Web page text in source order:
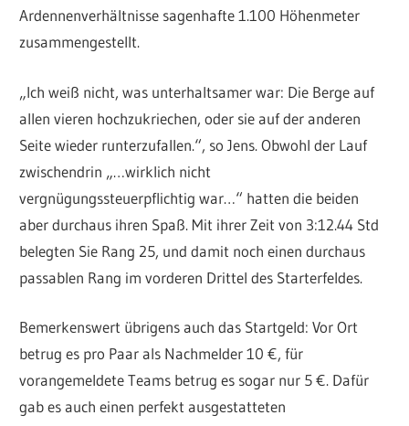
Ardennenverhältnisse sagenhafte 1.100 Höhenmeter
zusammengestellt.
„Ich weiß nicht, was unterhaltsamer war: Die Berge auf
allen vieren hochzukriechen, oder sie auf der anderen
Seite wieder runterzufallen.“, so Jens. Obwohl der Lauf
zwischendrin „…wirklich nicht
vergnügungssteuerpflichtig war…“ hatten die beiden
aber durchaus ihren Spaß. Mit ihrer Zeit von 3:12.44 Std
belegten Sie Rang 25, und damit noch einen durchaus
passablen Rang im vorderen Drittel des Starterfeldes.
Bemerkenswert übrigens auch das Startgeld: Vor Ort
betrug es pro Paar als Nachmelder 10 €, für
vorangemeldete Teams betrug es sogar nur 5 €. Dafür
gab es auch einen perfekt ausgestatteten